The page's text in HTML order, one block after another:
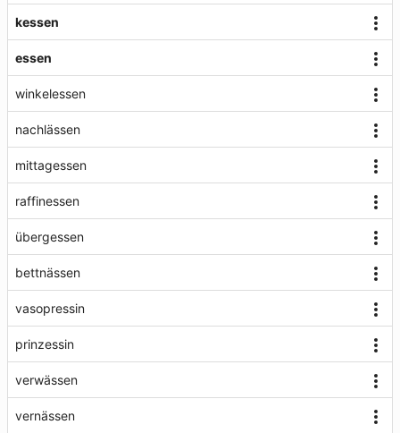
kessen
essen
winkelessen
nachlässen
mittagessen
raffinessen
übergessen
bettnässen
vasopressin
prinzessin
verwässen
vernässen